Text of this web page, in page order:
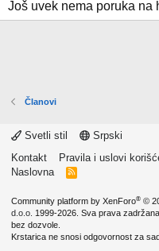
Još uvek nema poruka na
Članovi
Svetli stil
Srpski
Kontakt
Pravila i uslovi
Naslovna
R
Community platform by XenForo® ©
d.o.o. 1999-2026. Sva prava
bez dozvole.
Krstarica ne snosi odgovornost za